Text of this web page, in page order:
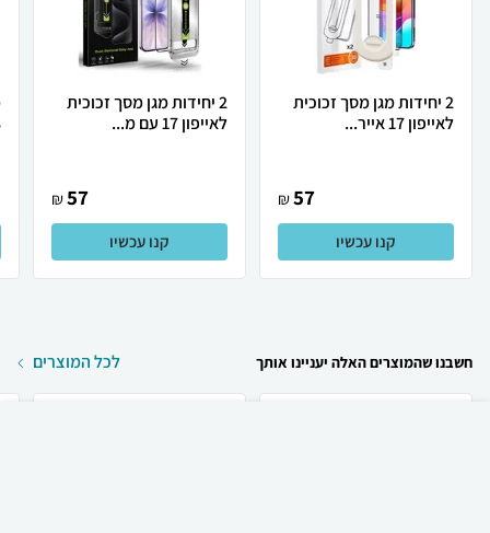
2 יחידות מגן מסך זכוכית
לאייפון 17 אייר...
57
₪
קנו עכשיו
2 יחידות מגן מסך זכוכית
לאייפון 17 עם מ...
57
₪
קנו עכשיו
חשבנו שהמוצרים האלה יעניינו אותך לכל המוצרים